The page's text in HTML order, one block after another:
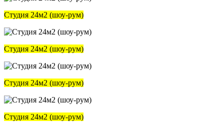
Студия 24м2 (шоу-рум)
Студия 24м2 (шоу-рум)
Студия 24м2 (шоу-рум)
Студия 24м2 (шоу-рум)